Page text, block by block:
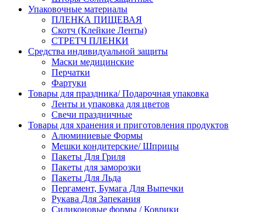
Упаковочные материалы
ПЛЕНКА ПИЩЕВАЯ
Скотч (Клейкие Ленты)
СТРЕТЧ ПЛЕНКИ
Средства индивидуальной защиты
Маски медицинские
Перчатки
Фартуки
Товары для праздника/ Подарочная упаковка
Ленты и упаковка для цветов
Свечи праздничные
Товары для хранения и приготовления продуктов
Алюминиевые Формы
Мешки кондитерские/ Шприцы
Пакеты Для Гриля
Пакеты для заморозки
Пакеты Для Льда
Пергамент, Бумага Для Выпечки
Рукава Для Запекания
Силиконовые формы / Коврики